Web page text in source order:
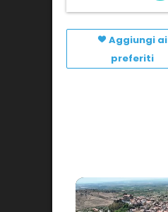
Aggiungi ai
preferiti